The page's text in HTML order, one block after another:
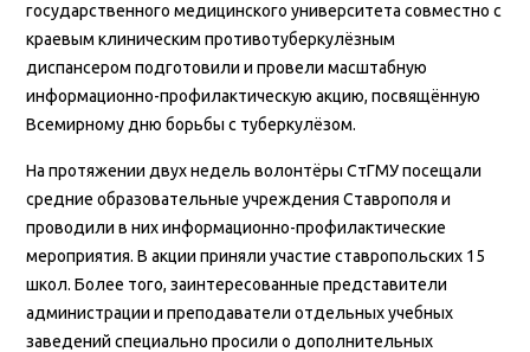
государственного медицинского университета совместно с
краевым клиническим противотуберкулёзным
диспансером подготовили и провели масштабную
информационно-профилактическую акцию, посвящённую
Всемирному дню борьбы с туберкулёзом.
На протяжении двух недель волонтёры СтГМУ посещали
средние образовательные учреждения Ставрополя и
проводили в них информационно-профилактические
мероприятия. В акции приняли участие ставропольских 15
школ. Более того, заинтересованные представители
администрации и преподаватели отдельных учебных
заведений специально просили о дополнительных